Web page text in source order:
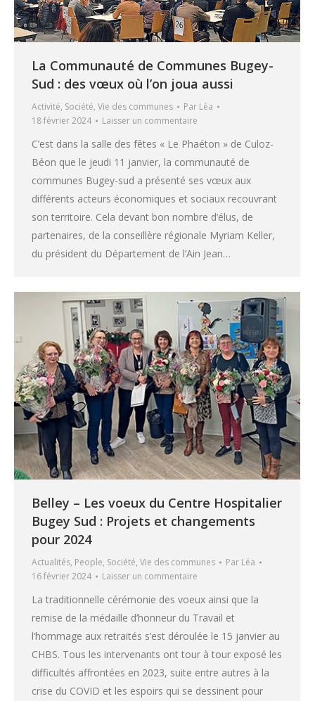
La Communauté de Communes Bugey-
Sud : des vœux où l’on joua aussi
Activité, Société, Vie des communes Par Léa
18 février 2024
Laisser un commentaire
C’est dans la salle des fêtes « Le Phaéton » de Culoz-
Béon que le jeudi 11 janvier, la communauté de
communes Bugey-sud a présenté ses vœux aux
différents acteurs économiques et sociaux recouvrant
son territoire. Cela devant bon nombre d’élus, de
partenaires, de la conseillère régionale Myriam Keller,
du président du Département de l’Ain Jean…
Belley – Les voeux du Centre Hospitalier
Bugey Sud : Projets et changements
pour 2024
Actualités, People, Société, Vie des communes Par Léa
16 février 2024
Laisser un commentaire
La traditionnelle cérémonie des voeux ainsi que la
remise de la médaille d’honneur du Travail et
l’hommage aux retraités s’est déroulée le 15 janvier au
CHBS. Tous les intervenants ont tour à tour exposé les
difficultés affrontées en 2023, suite entre autres à la
crise du COVID et les espoirs qui se dessinent pour